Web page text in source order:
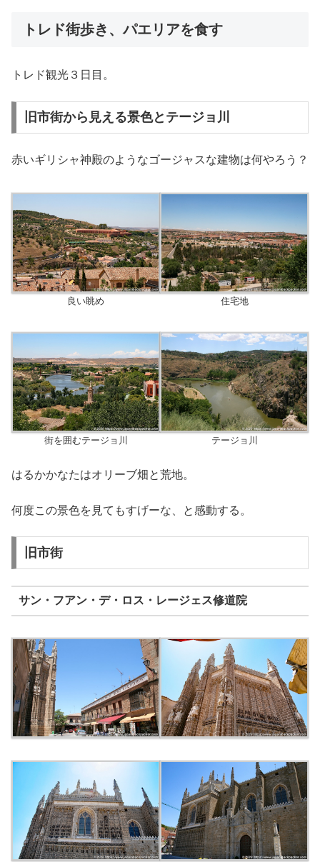
トレド街歩き、パエリアを食す
トレド観光３日目。
旧市街から見える景色とテージョ川
赤いギリシャ神殿のようなゴージャスな建物は何やろう？
良い眺め 住宅地
街を囲むテージョ川 テージョ川
はるかかなたはオリーブ畑と荒地。
何度この景色を見てもすげーな、と感動する。
旧市街
サン・フアン・デ・ロス・レージェス修道院